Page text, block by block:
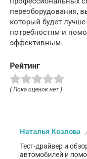
переоборудования,
который будет
потребностям и
эффективным.
Рейтинг
( Пока оценок нет )
Наталья Козлова
Тест-драйвер и
автомобилей и